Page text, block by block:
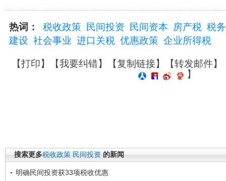
热词： 税收政策 民间投资 民间资本 房产税 税
建设 社会事业 进口关税 优惠政策 企业所得税
【打印】【我要纠错】【复制链接】【转发邮件】
】
搜索更多税收政策 民间投资 的新闻
明确民间投资获33项税收优惠